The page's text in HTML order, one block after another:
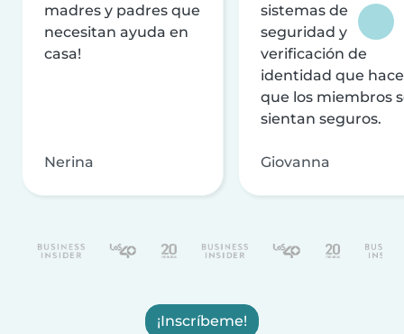
madres y padres que
necesitan ayuda en
casa!
Nerina
sistemas de
seguridad y
verificación de
identidad que
que los miembros
sientan seguros.
Giovanna
¡Inscríbeme!